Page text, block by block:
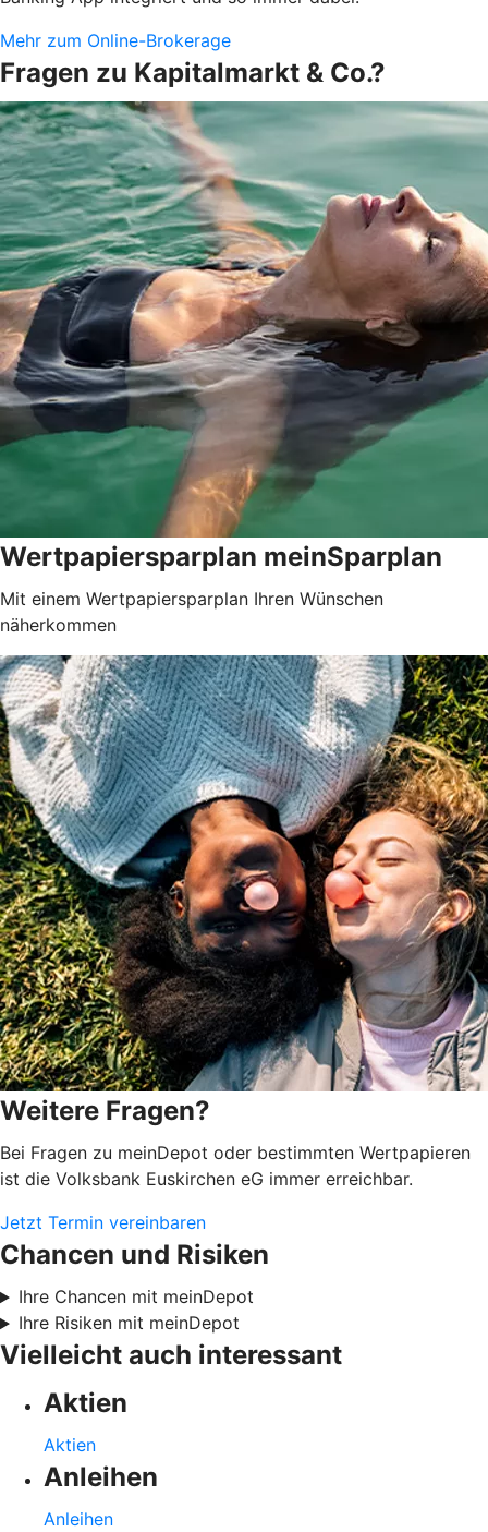
Mehr zum Online-Brokerage
Fragen zu Kapitalmarkt & Co.?
Wertpapiersparplan meinSparplan
Mit einem Wertpapiersparplan Ihren Wünschen
näherkommen
Weitere Fragen?
Bei Fragen zu meinDepot oder bestimmten Wertpapieren
ist die Volksbank Euskirchen eG immer erreichbar.
Jetzt Termin vereinbaren
Chancen und Risiken
Ihre Chancen mit meinDepot
Ihre Risiken mit meinDepot
Vielleicht auch interessant
Aktien
Aktien
Anleihen
Anleihen